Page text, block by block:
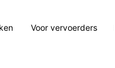
Voor vervoerders